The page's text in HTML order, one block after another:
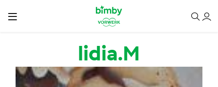
Salta al contenuto principale
lidia.M